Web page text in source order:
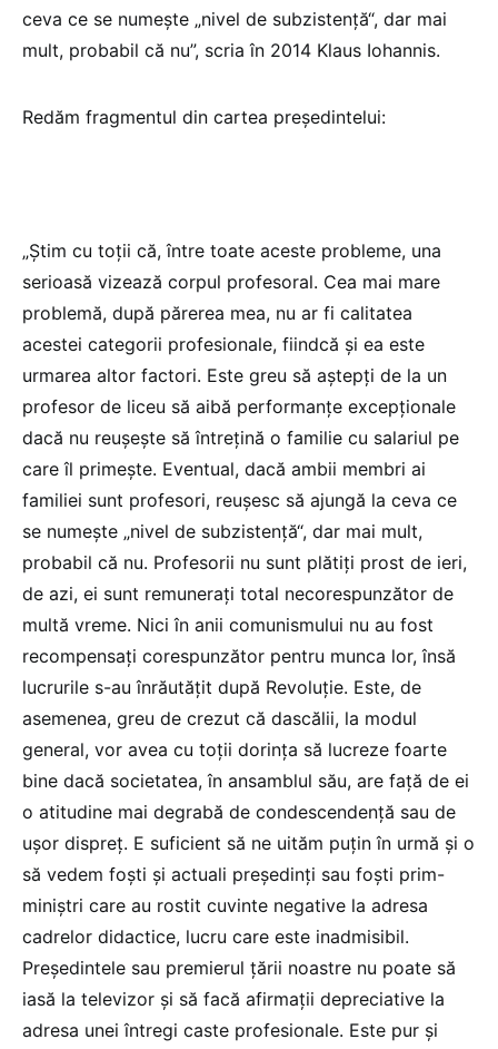
ceva ce se numește „nivel de subzistență“, dar mai
mult, probabil că nu”, scria în 2014 Klaus Iohannis.
Redăm fragmentul din cartea președintelui:
„Știm cu toții că, între toate aceste probleme, una
serioasă vizează corpul profesoral. Cea mai mare
problemă, după părerea mea, nu ar fi calitatea
acestei categorii profesionale, fiindcă și ea este
urmarea altor factori. Este greu să aștepți de la un
profesor de liceu să aibă performanțe excepționale
dacă nu reușește să întrețină o familie cu salariul pe
care îl primește. Eventual, dacă ambii membri ai
familiei sunt profesori, reușesc să ajungă la ceva ce
se numește „nivel de subzistență“, dar mai mult,
probabil că nu. Profesorii nu sunt plătiți prost de ieri,
de azi, ei sunt remunerați total necorespunzător de
multă vreme. Nici în anii comunismului nu au fost
recompensați corespunzător pentru munca lor, însă
lucrurile s-au înrăutățit după Revoluție. Este, de
asemenea, greu de crezut că dascălii, la modul
general, vor avea cu toții dorința să lucreze foarte
bine dacă societatea, în ansamblul său, are față de ei
o atitudine mai degrabă de condescendență sau de
ușor dispreț. E suficient să ne uităm puțin în urmă și o
să vedem foști și actuali președinți sau foști prim-
miniștri care au rostit cuvinte negative la adresa
cadrelor didactice, lucru care este inadmisibil.
Președintele sau premierul țării noastre nu poate să
iasă la televizor și să facă afirmații depreciative la
adresa unei întregi caste profesionale. Este pur și